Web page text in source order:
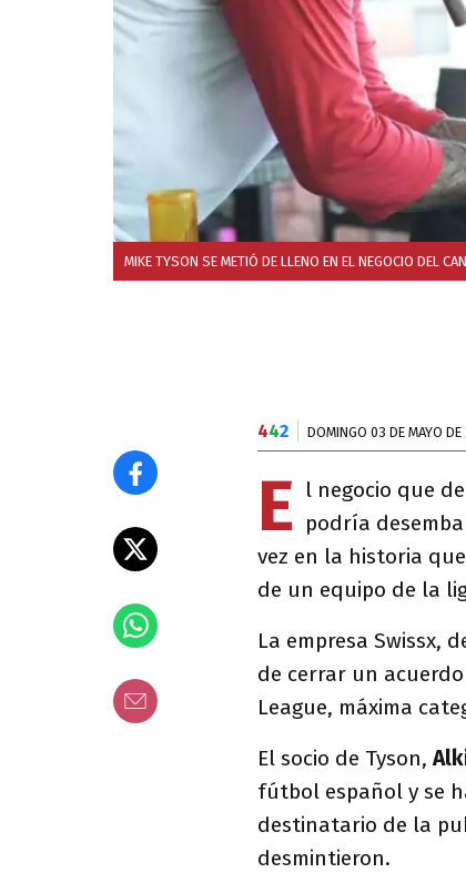
MIKE TYSON SE METIÓ DE LLENO EN EL NEGOCIO DEL
442 DOMINGO 03 DE MAYO
E l negocio que
podría
vez en la historia
de un equipo de la
La empresa Swissx,
de cerrar un
League, máxima
El socio de Tyson,
fútbol español y se
destinatario de la
desmintieron.